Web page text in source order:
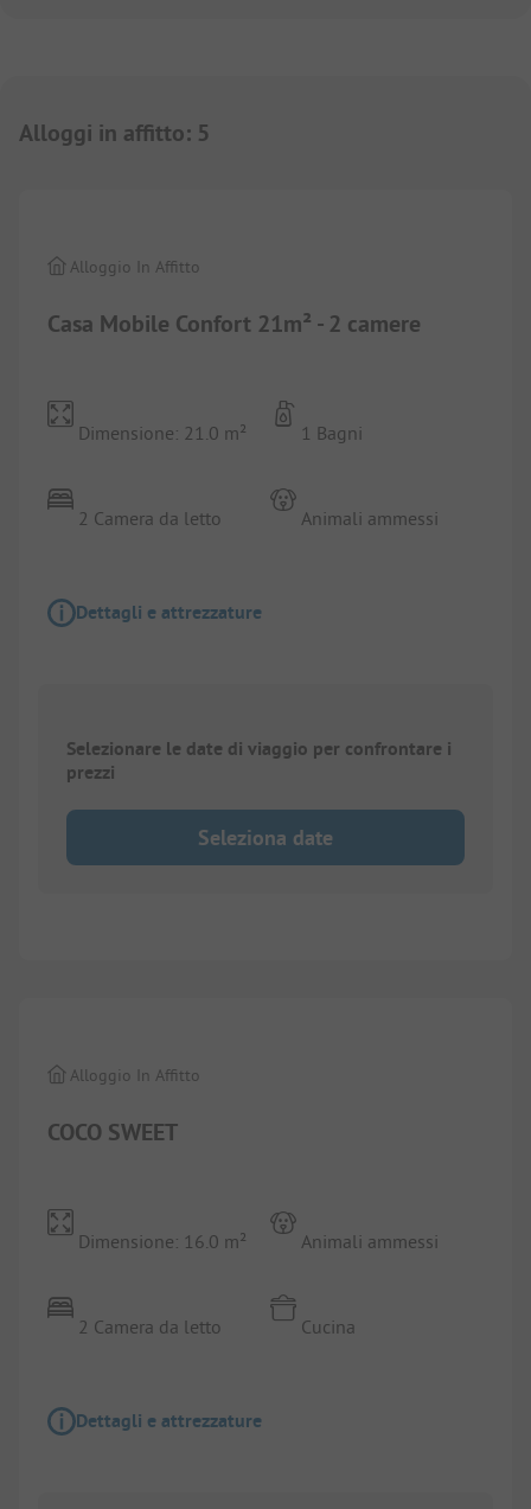
Alloggi in affitto: 5
Casa Mobile Confort 21m² - 2 camere
Alloggio In Affitto
Dimensione: 21.0 m²
2 Camera da letto
1 Bagni
Animali ammessi
Dettagli e attrezzature
Selezionare le date di viaggio per confrontare i
prezzi
Seleziona date
COCO SWEET
Alloggio In Affitto
Dimensione: 16.0 m²
2 Camera da letto
Animali ammessi
Cucina
Dettagli e attrezzature